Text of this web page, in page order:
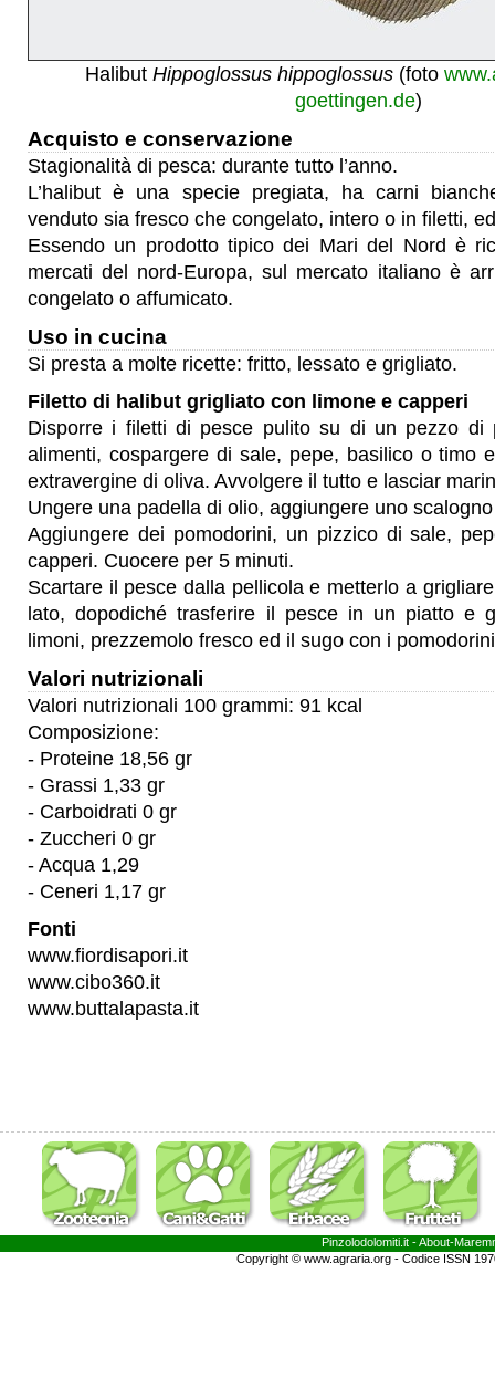
HalibutHippoglossus hippoglossus(foto
goettingen.de)
Acquisto e conservazione
Stagionalità di pesca: durante tutto l’anno.
L’halibut è una specie pregiata, ha carni
venduto sia fresco che congelato, intero o in filetti,
Essendo un prodotto tipico dei Mari del Nord è
mercati del nord-Europa, sul mercato italiano è
congelato o affumicato.
Uso in cucina
Si presta a molte ricette: fritto, lessato e grigliato.
Filetto di halibut grigliato con limone e capperi
Disporre i filetti di pesce pulito su di un pezzo di
alimenti, cospargere di sale, pepe, basilico o timo
extravergine di oliva. Avvolgere il tutto e lasciar
Ungere una padella di olio, aggiungere uno
Aggiungere dei pomodorini, un pizzico di sale,
capperi. Cuocere per 5 minuti.
Scartare il pesce dalla pellicola e metterlo a
lato, dopodiché trasferire il pesce in un piatto e
limoni, prezzemolo fresco ed il sugo con i
Valori nutrizionali
Valori nutrizionali 100 grammi: 91 kcal
Composizione:
- Proteine 18,56 gr
- Grassi 1,33 gr
- Carboidrati 0 gr
- Zuccheri 0 gr
- Acqua 1,29
- Ceneri 1,17 gr
Fonti
www.fiordisapori.it
www.cibo360.it
www.buttalapasta.it
Pinzolodolomiti.it - About-
Copyright © www.agraria.org - Codice ISSN